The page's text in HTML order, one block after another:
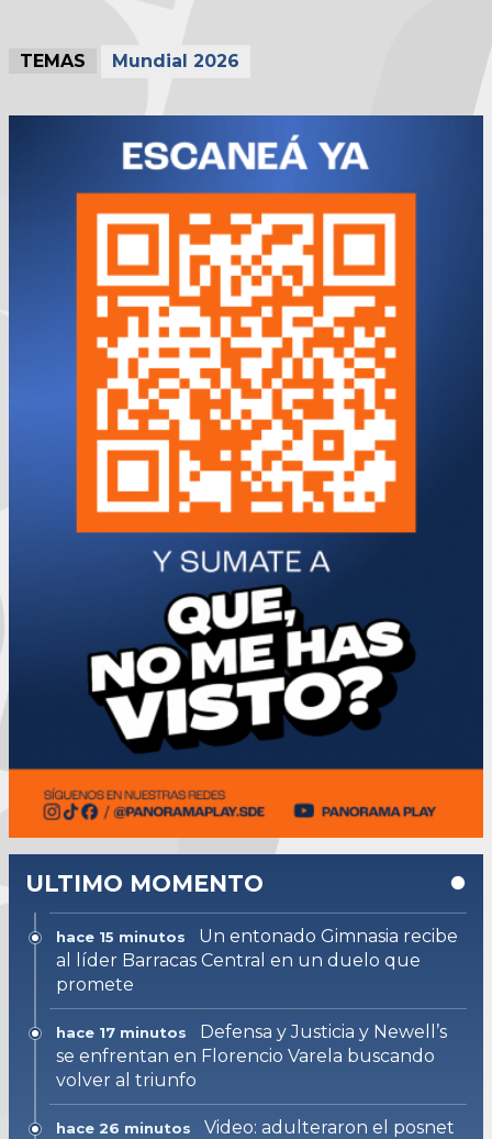
TEMAS Mundial 2026
ULTIMO MOMENTO
hace 15 minutos
Un entonado Gimnasia recibe
al líder Barracas Central en un duelo que
promete
hace 17 minutos
Defensa y Justicia y Newell’s
se enfrentan en Florencio Varela buscando
volver al triunfo
hace 26 minutos
Video: adulteraron el posnet